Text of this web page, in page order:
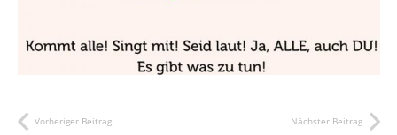
Vorheriger Beitrag Nächster Beitrag